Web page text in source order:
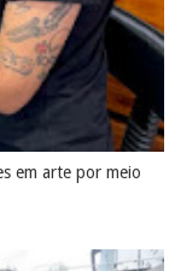
em arte por meio